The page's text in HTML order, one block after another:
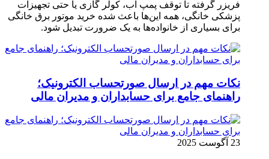
فریزر گرفته تا توقف پمپ آب، کولر گازی یا حتی تجهیزات
پزشکی خانگی، همه این‌ها باعث شده خرید موتور برق خانگی
برای بسیاری از خانواده‌ها به یک ضرورت تبدیل شود.
نکات مهم در ارسال صورتحساب الکترونیک؛
راهنمای جامع برای حسابداران و مدیران مالی
23 آگوست 2025